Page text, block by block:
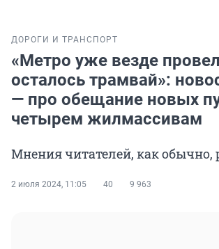
ДОРОГИ И ТРАНСПОРТ
«Метро уже везде
осталось трамвай»:
— про обещание новых
четырем жилмассивам
Мнения читателей, как обычно,
2 июля 2024, 11:05 40 9 963